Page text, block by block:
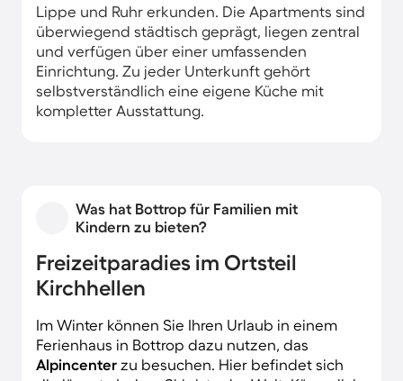
Lippe und Ruhr erkunden. Die Apartments sind
überwiegend städtisch geprägt, liegen zentral
und verfügen über einer umfassenden
Einrichtung. Zu jeder Unterkunft gehört
selbstverständlich eine eigene Küche mit
kompletter Ausstattung.
Was hat Bottrop für Familien mit
Kindern zu bieten?
Freizeitparadies im Ortsteil
Kirchhellen
Im Winter können Sie Ihren Urlaub in einem
Ferienhaus in Bottrop dazu nutzen, das
Alpincenter zu besuchen. Hier befindet sich